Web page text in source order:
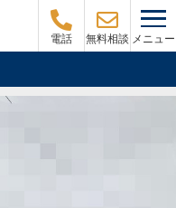
電話 無料相談 メニュー